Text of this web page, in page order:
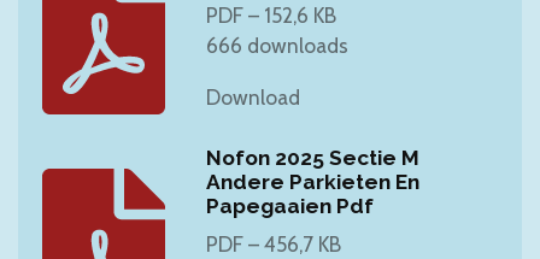
PDF – 152,6 KB
666 downloads
Download
Nofon 2025 Sectie M
Andere Parkieten En
Papegaaien Pdf
PDF – 456,7 KB